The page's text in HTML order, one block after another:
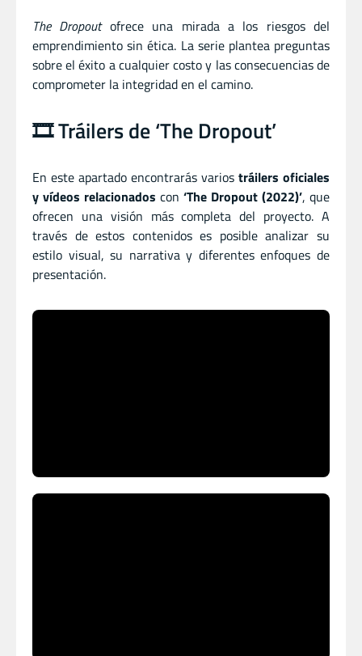
The Dropoutofrece una mirada a los riesgos del
emprendimiento sin ética. La serie plantea preguntas
sobre el éxito a cualquier costo y las consecuencias de
comprometer la integridad en el camino.
🎞️ Tráilers de ‘The Dropout’
En este apartado encontrarás varios tráilers oficiales
y vídeos relacionados con ‘The Dropout (2022)’, que
ofrecen una visión más completa del proyecto. A
través de estos contenidos es posible analizar su
estilo visual, su narrativa y diferentes enfoques de
presentación.